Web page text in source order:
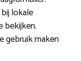
lokale
bekijken.
gebruik maken